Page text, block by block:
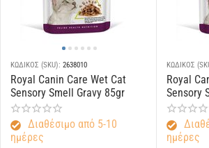
ΚΩΔΙΚΟΣ (SKU): 2638010
Royal Canin Care Wet Cat
Sensory Smell Gravy 85gr
Διαθέσιμο από 5-10
ημέρες
ΚΩΔΙΚΟΣ
Royal
Sensory
ημέρες